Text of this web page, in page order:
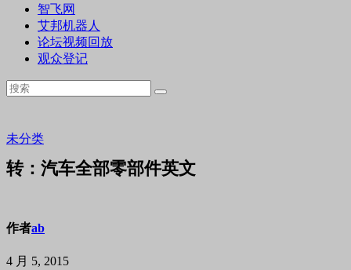
智飞网
艾邦机器人
论坛视频回放
观众登记
未分类
转：汽车全部零部件英文
作者ab
4 月 5, 2015